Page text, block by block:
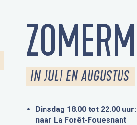
IN JULI EN AUGUSTUS
Dinsdag 18.00 tot 22.00
naar La Forêt-Fouesnant